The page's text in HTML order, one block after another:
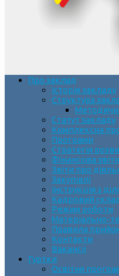
Про заклад
Історія закладу
Структура
Статут закладу
Комплексна
Програми
Стратегія
Фінансова
Звіти про
Закупівлі
Інструкція з
Кадровий
Режим роботи
Матеріально-
Правила
Контакти
Вакансії
Гуртки
Освітня